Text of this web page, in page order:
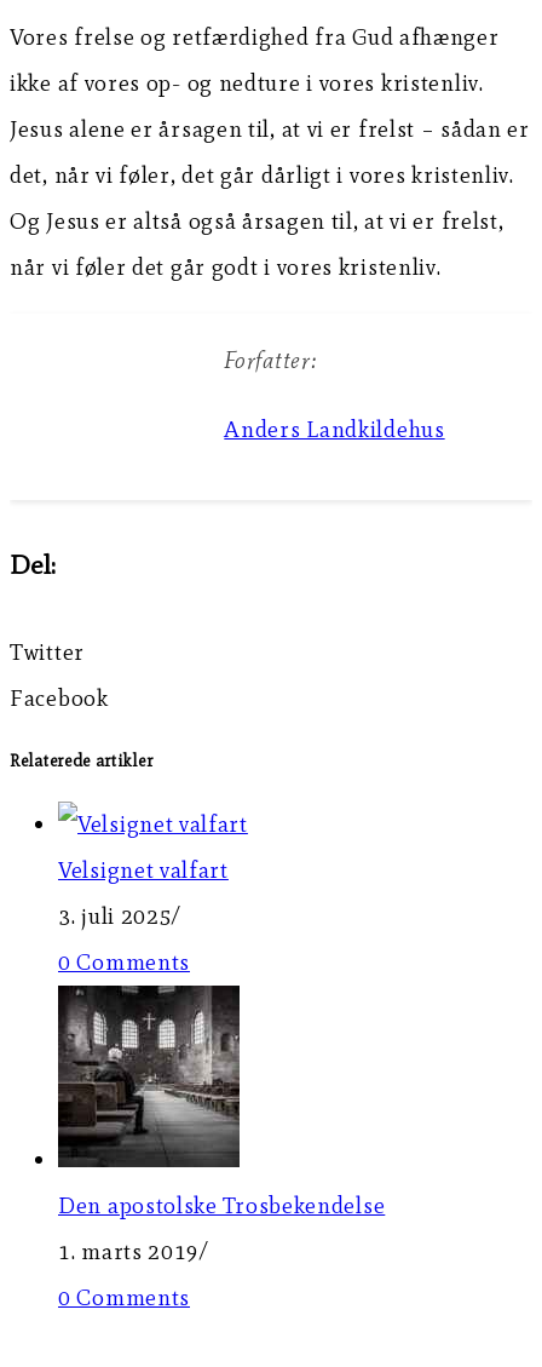
Vores frelse og retfærdighed fra Gud afhænger
ikke af vores op- og nedture i vores kristenliv.
Jesus alene er årsagen til, at vi er frelst – sådan er
det, når vi føler, det går dårligt i vores kristenliv.
Og Jesus er altså også årsagen til, at vi er frelst,
når vi føler det går godt i vores kristenliv.
Forfatter:
Anders Landkildehus
Del:
Twitter
Facebook
Relaterede artikler
Velsignet valfart
3. juli 2025/
0 Comments
Den apostolske Trosbekendelse
1. marts 2019/
0 Comments